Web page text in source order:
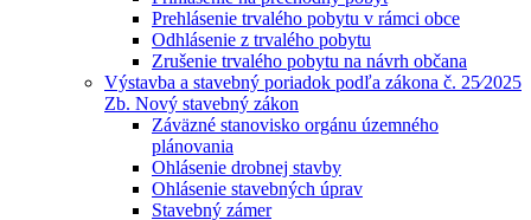
Prehlásenie trvalého pobytu v rámci obce
Odhlásenie z trvalého pobytu
Zrušenie trvalého pobytu na návrh občana
Výstavba a stavebný poriadok podľa zákona č. 25⁄2025
Zb. Nový stavebný zákon
Záväzné stanovisko orgánu územného
plánovania
Ohlásenie drobnej stavby
Ohlásenie stavebných úprav
Stavebný zámer